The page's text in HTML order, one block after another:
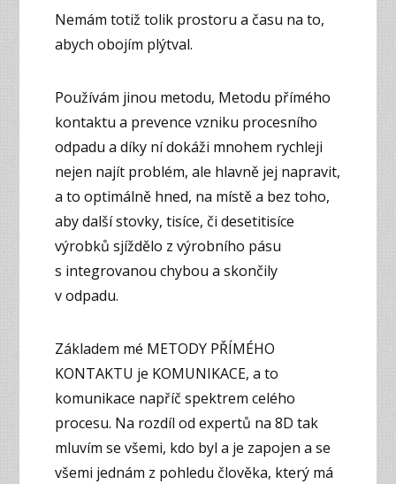
Nemám totiž tolik prostoru a času na to,
abych obojím plýtval.
Používám jinou metodu, Metodu přímého
kontaktu a prevence vzniku procesního
odpadu a díky ní dokáži mnohem rychleji
nejen najít problém, ale hlavně jej napravit,
a to optimálně hned, na místě a bez toho,
aby další stovky, tisíce, či desetitisíce
výrobků sjíždělo z výrobního pásu
s integrovanou chybou a skončily
v odpadu.
Základem mé METODY PŘÍMÉHO
KONTAKTU je KOMUNIKACE, a to
komunikace napříč spektrem celého
procesu. Na rozdíl od expertů na 8D tak
mluvím se všemi, kdo byl a je zapojen a se
všemi jednám z pohledu člověka, který má